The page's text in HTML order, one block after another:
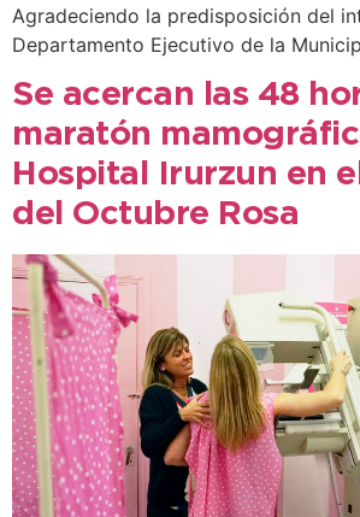
Agradeciendo la predisposición del
Departamento Ejecutivo de la
Se acercan las 48
maratón
Hospital Irurzun en
del Octubre Rosa